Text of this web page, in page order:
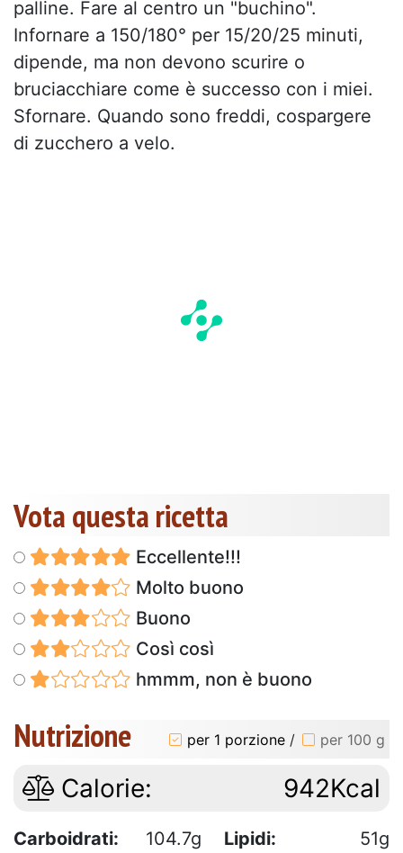
palline. Fare al centro un "buchino".
Infornare a 150/180° per 15/20/25 minuti,
dipende, ma non devono scurire o
bruciacchiare come è successo con i miei.
Sfornare. Quando sono freddi, cospargere
di zucchero a velo.
Vota questa ricetta
Eccellente!!!
Molto buono
Buono
Così così
hmmm, non è buono
Nutrizione per 1 porzione / per 100 g
Calorie: 942Kcal
Carboidrati: 104.7g Lipidi:
51g